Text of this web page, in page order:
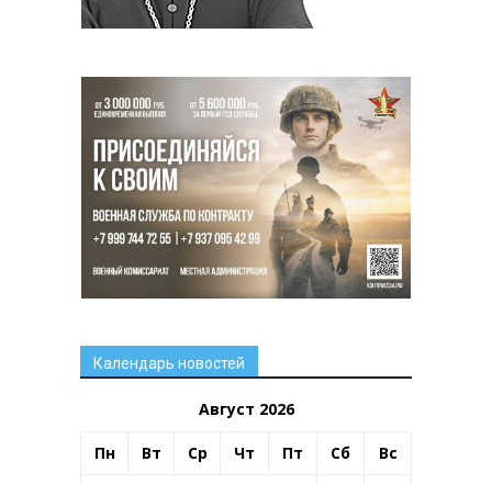
Календарь новостей
Август 2026
Пн Вт Ср Чт Пт Сб Вс